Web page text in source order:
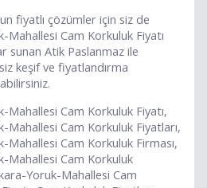
fiyatlı çözümler için siz de
Cam Korkuluk Fiyatı
sunan Atik Paslanmaz ile
keşif ve fiyatlandırma
Cam Korkuluk Fiyatı,
Cam Korkuluk Fiyatları,
Cam Korkuluk Firması,
Mahallesi Cam Korkuluk
Yoruk-Mahallesi Cam